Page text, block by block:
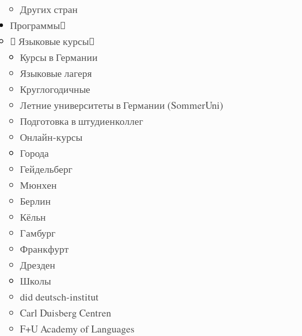
Других стран
Программы
Языковые курсы
Курсы в Германии
Языковые лагеря
Круглогодичные
Летние университеты в Германии (SommerUni)
Подготовка в штудиенколлег
Онлайн-курсы
Города
Гейдельберг
Мюнхен
Берлин
Кёльн
Гамбург
Франкфурт
Дрезден
Школы
did deutsch-institut
Carl Duisberg Centren
F+U Academy of Languages